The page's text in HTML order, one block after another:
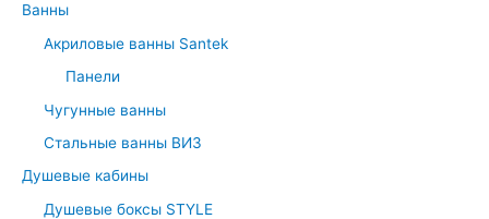
Ванны
Акриловые ванны Santek
Панели
Чугунные ванны
Стальные ванны ВИЗ
Душевые кабины
Душевые боксы STYLE